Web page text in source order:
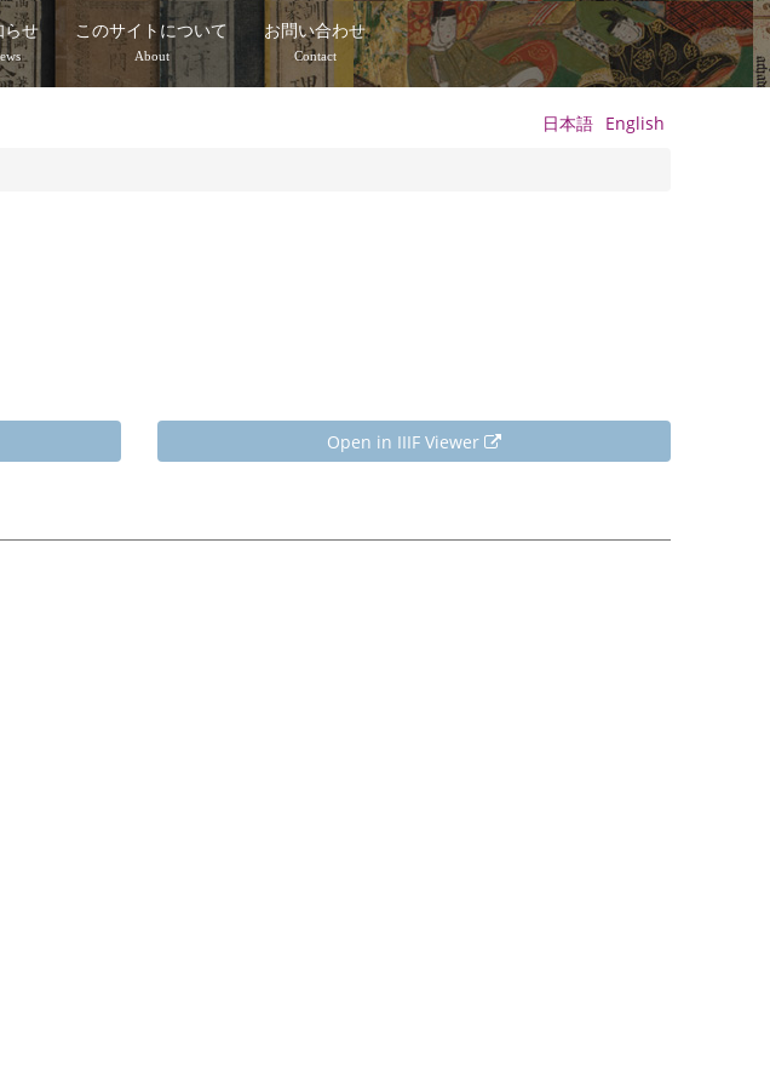
らせ このサイトについて
About
お問い合わせ
Contact
日本語 English
Open in IIIF Viewer